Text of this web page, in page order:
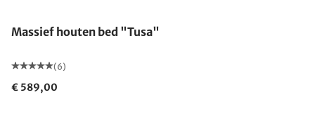
Massief houten bed "Tusa"
(6)
€ 589,00